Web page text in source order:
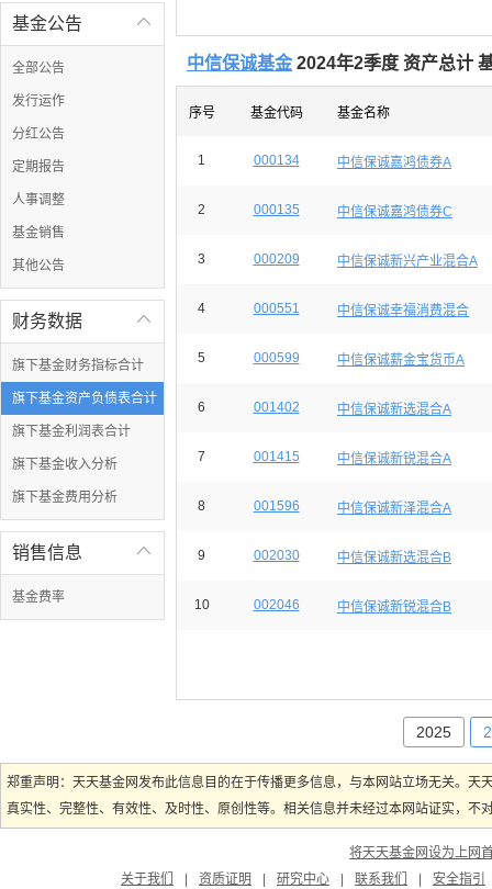

基金公告
全部公告
发行运作
分红公告
定期报告
人事调整
基金销售
其他公告

财务数据
旗下基金财务指标合计
旗下基金资产负债表合计
旗下基金利润表合计
旗下基金收入分析
旗下基金费用分析

销售信息
基金费率
中信保诚基金 2024年2季度 资产总计
序号 基金代码 基金名称
1 000134 中信保诚嘉鸿债券A
2 000135 中信保诚嘉鸿债券C
3 000209 中信保诚新兴产业混合A
4 000551 中信保诚幸福消费混合
5 000599 中信保诚薪金宝货币A
6 001402 中信保诚新选混合A
7 001415 中信保诚新锐混合A
8 001596 中信保诚新泽混合A
9 002030 中信保诚新选混合B
10 002046 中信保诚新锐混合B
2025
郑重声明：天天基金网发布此信息目的在于传播更多信息，与本网站立场无关。
真实性、完整性、有效性、及时性、原创性等。相关信息并未经过本网站证实，
将天天基金网设为上网
关于我们
资质证明 研究中心 联系我们 安全指引